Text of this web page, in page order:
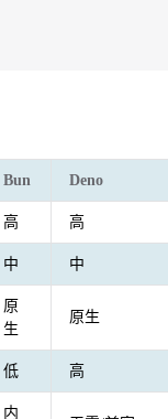
Bun Deno
高 高
中 中
原
生
原生
低 高
内